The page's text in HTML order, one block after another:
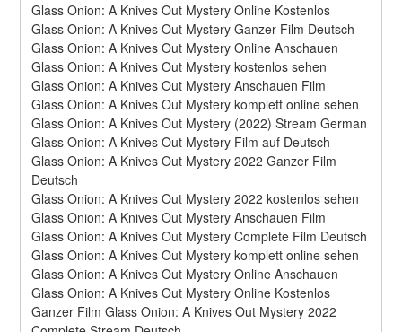
Glass Onion: A Knives Out Mystery Online Kostenlos
Glass Onion: A Knives Out Mystery Ganzer Film Deutsch
Glass Onion: A Knives Out Mystery Online Anschauen
Glass Onion: A Knives Out Mystery kostenlos sehen
Glass Onion: A Knives Out Mystery Anschauen Film
Glass Onion: A Knives Out Mystery komplett online sehen
Glass Onion: A Knives Out Mystery (2022) Stream German
Glass Onion: A Knives Out Mystery Film auf Deutsch
Glass Onion: A Knives Out Mystery 2022 Ganzer Film
Deutsch
Glass Onion: A Knives Out Mystery 2022 kostenlos sehen
Glass Onion: A Knives Out Mystery Anschauen Film
Glass Onion: A Knives Out Mystery Complete Film Deutsch
Glass Onion: A Knives Out Mystery komplett online sehen
Glass Onion: A Knives Out Mystery Online Anschauen
Glass Onion: A Knives Out Mystery Online Kostenlos
Ganzer Film Glass Onion: A Knives Out Mystery 2022